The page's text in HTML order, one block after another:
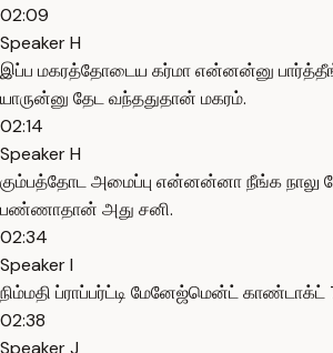
02:09
Speaker H
இப்ப மகரத்தோடைய கர்மா என்னன்னு
யாருன்னு தேட வந்ததுதான் மகரம்.
02:14
Speaker H
கும்பத்தோட அமைப்பு என்னன்னா நீங்க நாலு
பண்ணாதான் அது சனி.
02:34
Speaker I
நிம்மதி ப்ராப்பர்ட்டி மேனேஜ்மென்ட்
02:38
Speaker J